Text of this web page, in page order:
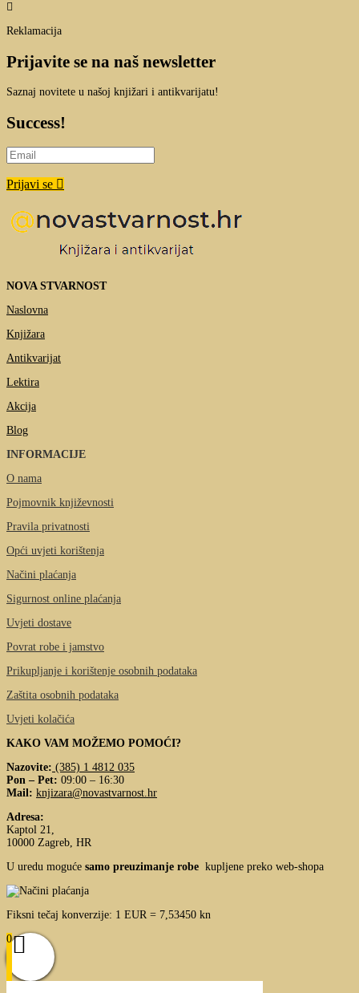

Reklamacija
Prijavite se na naš newsletter
Saznaj novitete u našoj knjižari i antikvarijatu!
Success!
Prijavi se
NOVA STVARNOST
Naslovna
Knjižara
Antikvarijat
Lektira
Akcija
Blog
INFORMACIJE
O nama
Pojmovnik književnosti
Pravila privatnosti
Opći uvjeti korištenja
Načini plaćanja
Sigurnost online plaćanja
Uvjeti dostave
Povrat robe i jamstvo
Prikupljanje i korištenje osobnih podataka
Zaštita osobnih podataka
Uvjeti kolačića
KAKO VAM MOŽEMO POMOĆI?
Nazovite: (385) 1 4812 035
Pon – Pet: 09:00 – 16:30
Mail: knjizara@novastvarnost.hr
Adresa:
Kaptol 21,
10000 Zagreb, HR
U uredu moguće samo preuzimanje robe kupljene preko web-shopa
Fiksni tečaj konverzije: 1 EUR = 7,53450 kn
0